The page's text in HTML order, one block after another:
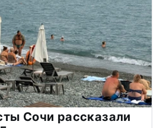
Сочи рассказали